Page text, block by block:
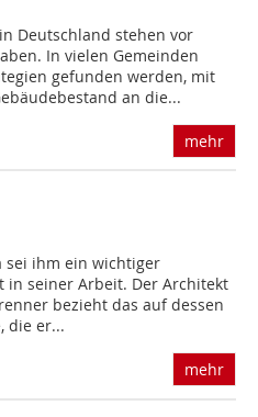
Deutschland stehen vor
In vielen Gemeinden
gefunden werden, mit
an die...
mehr
sei ihm ein wichtiger
in seiner Arbeit. Der Architekt
bezieht das auf dessen
die er...
mehr